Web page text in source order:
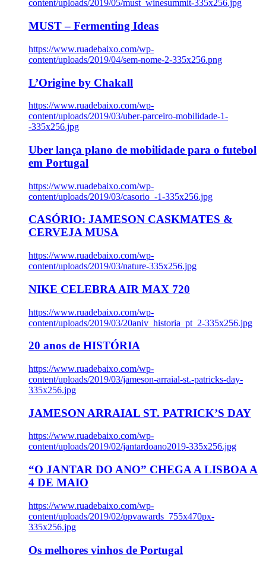
content/uploads/2019/05/must_winesummit-335x256.jpg
MUST – Fermenting Ideas
https://www.ruadebaixo.com/wp-
content/uploads/2019/04/sem-nome-2-335x256.png
L’Origine by Chakall
https://www.ruadebaixo.com/wp-
content/uploads/2019/03/uber-parceiro-mobilidade-1-
-335x256.jpg
Uber lança plano de mobilidade para o futebol
em Portugal
https://www.ruadebaixo.com/wp-
content/uploads/2019/03/casorio_-1-335x256.jpg
CASÓRIO: JAMESON CASKMATES &
CERVEJA MUSA
https://www.ruadebaixo.com/wp-
content/uploads/2019/03/nature-335x256.jpg
NIKE CELEBRA AIR MAX 720
https://www.ruadebaixo.com/wp-
content/uploads/2019/03/20aniv_historia_pt_2-335x256.jpg
20 anos de HISTÓRIA
https://www.ruadebaixo.com/wp-
content/uploads/2019/03/jameson-arraial-st.-patricks-day-
335x256.jpg
JAMESON ARRAIAL ST. PATRICK’S DAY
https://www.ruadebaixo.com/wp-
content/uploads/2019/02/jantardoano2019-335x256.jpg
“O JANTAR DO ANO” CHEGA A LISBOA A
4 DE MAIO
https://www.ruadebaixo.com/wp-
content/uploads/2019/02/ppvawards_755x470px-
335x256.jpg
Os melhores vinhos de Portugal